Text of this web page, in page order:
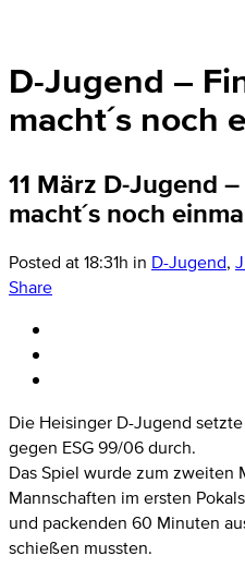
D-Jugend –
macht´s noch
11 März D-Jugend
macht´s noch
Posted at 18:31h in D-Jugend,
Share
Die Heisinger D-Jugend
gegen ESG 99/06 durch.
Das Spiel wurde zum zweiten
Mannschaften im ersten
und packenden 60 Minuten
schießen mussten.